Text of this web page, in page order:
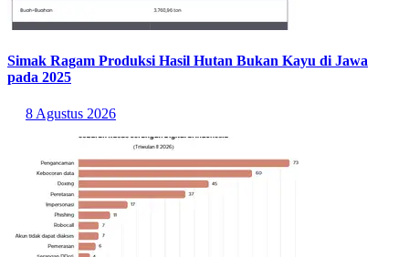
Simak Ragam Produksi Hasil Hutan Bukan Kayu di Jawa
pada 2025
8 Agustus 2026